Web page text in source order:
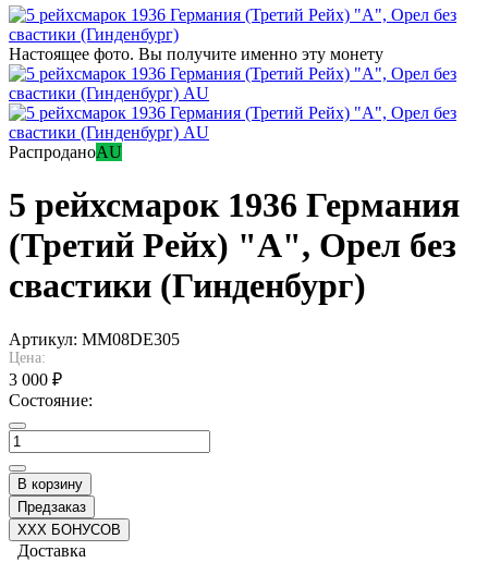
Настоящее фото. Вы получите именно эту монету
РаспроданоAU
5 рейхсмарок 1936 Германия
(Третий Рейх) "A", Орел без
свастики (Гинденбург)
Артикул: MM08DE305
Цена:
3 000 ₽
Состояние:
В корзину
Предзаказ
XXX БОНУСОВ
Доставка